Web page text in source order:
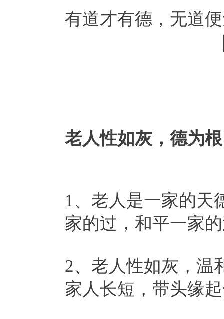
有道才有德，无道
老人性如灰，德为
1、老人是一家的天
家的过，和平一家
2、老人性如灰，温
家人长短，带头缘